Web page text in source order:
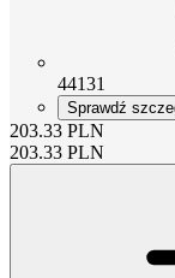
44131
Sprawdź
203.33 PLN
203.33 PLN